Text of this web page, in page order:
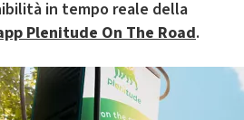
in tempo reale della
Plenitude On The Road.